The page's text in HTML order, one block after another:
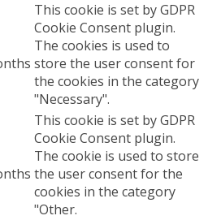
This cookie is set by GDPR
Cookie Consent plugin.
The cookies is used to
store the user consent for
the cookies in the category
"Necessary".
This cookie is set by GDPR
Cookie Consent plugin.
The cookie is used to store
the user consent for the
cookies in the category
"Other.